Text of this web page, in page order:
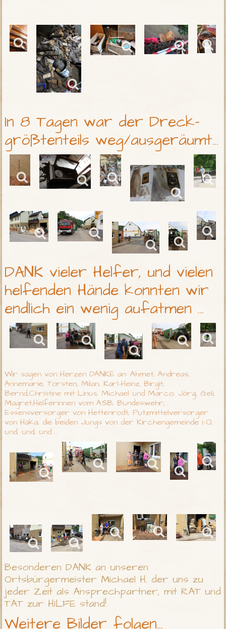
In 8 Tagen war der Dreck-
größtenteils weg/ausgeräumt...
DANK vieler Helfer, und vielen
helfenden Hände konnten wir
endlich ein wenig aufatmen ...
Wir sagen von Herzen DANKE an: Ahmet, Andreas,
Annemarie, Torsten, Milan, Karl-Heinz, Birgit,
Bernd,Christine mit Linus, Michael und Marco, Jörg, Geli,
Magret,Helferinnen vom ASB, Bundeswehr,
Essensversorger von Hettenrodt, Putzmittelversorger
von Haka, die beiden Jungs von der Kirchengemeinde I-O,
und, und, und ...
Besonderen DANK an unseren
Ortsbürgermeister Michael H. der uns zu
jeder Zeit als Ansprechpartner, mit RAT und
TAT zur HILFE stand!
Weitere Bilder folgen...